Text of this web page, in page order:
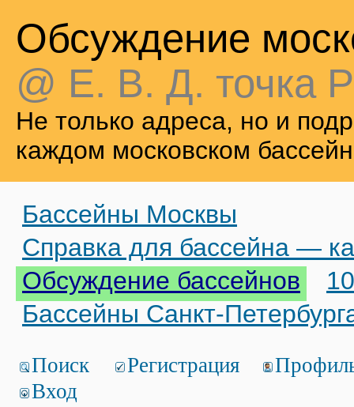
Обсуждение
@ Е. В. Д. точка
Не только адреса, но и
каждом московском
Бассейны Москвы
Справка для бассейна —
Обсуждение бассейнов
Бассейны Санкт-
Поиск Регистрация
Вход